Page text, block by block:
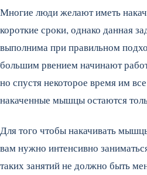
Многие люди желают иметь
короткие сроки, однако данная
выполнима при правильном
большим рвением начинают
но спустя некоторое время им
накаченные мышцы остаются
Для того чтобы накачивать
вам нужно интенсивно
таких занятий не должно быть